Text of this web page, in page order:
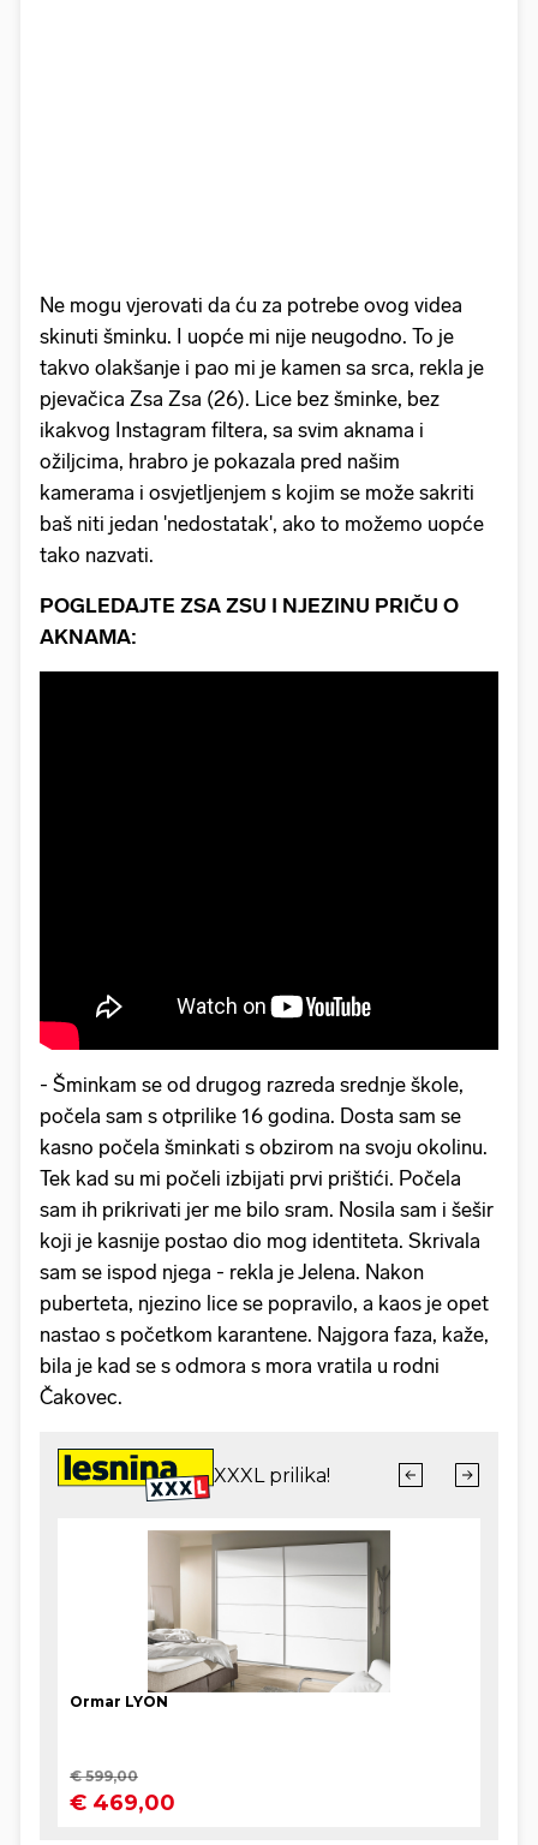
Ne mogu vjerovati da ću za potrebe ovog videa
skinuti šminku. I uopće mi nije neugodno. To je
takvo olakšanje i pao mi je kamen sa srca, rekla je
pjevačica Zsa Zsa (26). Lice bez šminke, bez
ikakvog Instagram filtera, sa svim aknama i
ožiljcima, hrabro je pokazala pred našim
kamerama i osvjetljenjem s kojim se može sakriti
baš niti jedan 'nedostatak', ako to možemo uopće
tako nazvati.
POGLEDAJTE ZSA ZSU I NJEZINU PRIČU O
AKNAMA:
- Šminkam se od drugog razreda srednje škole,
počela sam s otprilike 16 godina. Dosta sam se
kasno počela šminkati s obzirom na svoju okolinu.
Tek kad su mi počeli izbijati prvi prištići. Počela
sam ih prikrivati jer me bilo sram. Nosila sam i šešir
koji je kasnije postao dio mog identiteta. Skrivala
sam se ispod njega - rekla je Jelena. Nakon
puberteta, njezino lice se popravilo, a kaos je opet
nastao s početkom karantene. Najgora faza, kaže,
bila je kad se s odmora s mora vratila u rodni
Čakovec.